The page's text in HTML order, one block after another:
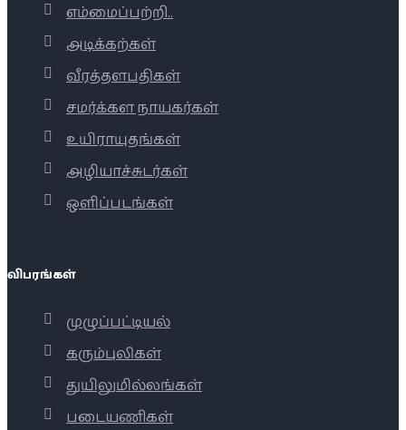
எம்மைப்பற்றி..
அடிக்கற்கள்
வீரத்தளபதிகள்
சமர்க்கள நாயகர்கள்
உயிராயுதங்கள்
அழியாச்சுடர்கள்
ஒளிப்படங்கள்
விபரங்கள்
முழுப்பட்டியல்
கரும்புலிகள்
துயிலுமில்லங்கள்
படையணிகள்